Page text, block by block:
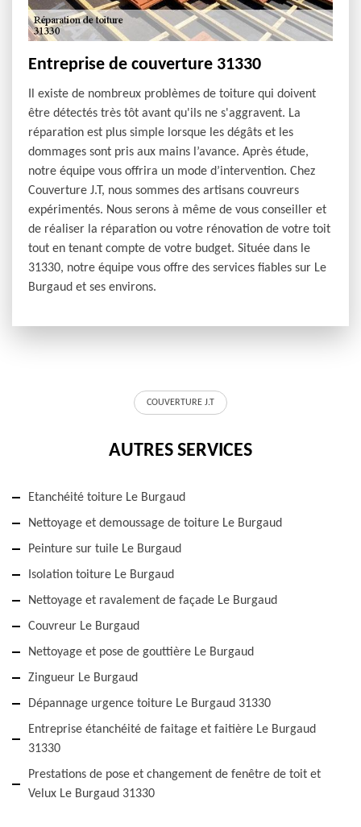
Entreprise de couverture 31330
Il existe de nombreux problèmes de toiture qui doivent
être détectés très tôt avant qu'ils ne s'aggravent. La
réparation est plus simple lorsque les dégâts et les
dommages sont pris aux mains l’avance. Après étude,
notre équipe vous offrira un mode d’intervention. Chez
Couverture J.T, nous sommes des artisans couvreurs
expérimentés. Nous serons à même de vous conseiller et
de réaliser la réparation ou votre rénovation de votre toit
tout en tenant compte de votre budget. Située dans le
31330, notre équipe vous offre des services fiables sur Le
Burgaud et ses environs.
COUVERTURE J.T
AUTRES SERVICES
Etanchéité toiture Le Burgaud
Nettoyage et demoussage de toiture Le Burgaud
Peinture sur tuile Le Burgaud
Isolation toiture Le Burgaud
Nettoyage et ravalement de façade Le Burgaud
Couvreur Le Burgaud
Nettoyage et pose de gouttière Le Burgaud
Zingueur Le Burgaud
Dépannage urgence toiture Le Burgaud 31330
Entreprise étanchéité de faitage et faitière Le Burgaud
31330
Prestations de pose et changement de fenêtre de toit et
Velux Le Burgaud 31330